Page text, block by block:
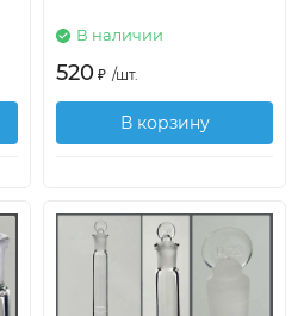
В наличии
520 ₽ /шт.
В корзину